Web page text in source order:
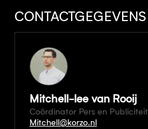
CONTACTGEGEVENS
Mitchell-lee van Rooij
Coördinator Pers en Publiciteit
Mitchell@korzo.nl